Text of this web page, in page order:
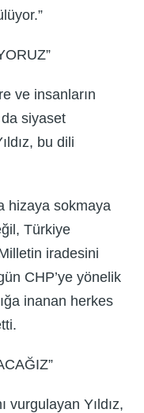
ve insanların
siyaset
bu dili
hizaya sokmaya
Türkiye
iradesini
CHP’ye yönelik
inanan herkes
vurgulayan Yıldız,